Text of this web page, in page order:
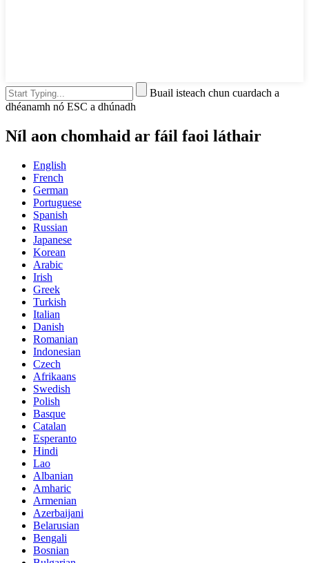
Buail isteach chun cuardach a
dhéanamh nó ESC a dhúnadh
Níl aon chomhaid ar fáil faoi láthair
English
French
German
Portuguese
Spanish
Russian
Japanese
Korean
Arabic
Irish
Greek
Turkish
Italian
Danish
Romanian
Indonesian
Czech
Afrikaans
Swedish
Polish
Basque
Catalan
Esperanto
Hindi
Lao
Albanian
Amharic
Armenian
Azerbaijani
Belarusian
Bengali
Bosnian